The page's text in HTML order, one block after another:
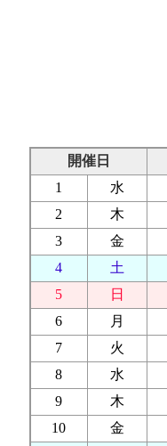
開催日
1
水
2
木
3
金
4
土
5
日
6
月
7
火
8
水
9
木
10
金